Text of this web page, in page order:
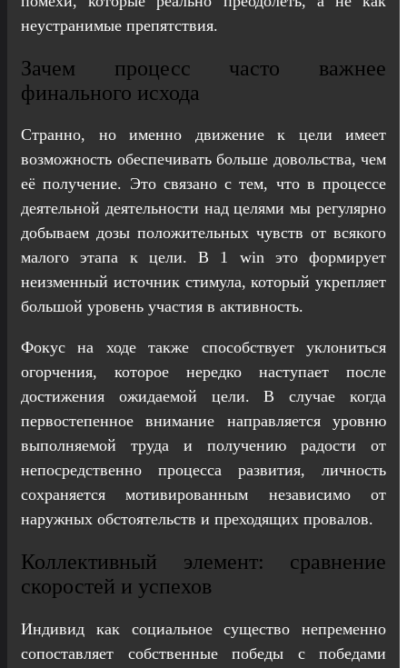
неустранимые препятствия.
Зачем процесс часто важнее
финального исхода
Странно, но именно движение к цели имеет
возможность обеспечивать больше довольства, чем
её получение. Это связано с тем, что в процессе
деятельной деятельности над целями мы регулярно
добываем дозы положительных чувств от всякого
малого этапа к цели. В 1 win это формирует
неизменный источник стимула, который укрепляет
большой уровень участия в активность.
Фокус на ходе также способствует уклониться
огорчения, которое нередко наступает после
достижения ожидаемой цели. В случае когда
первостепенное внимание направляется уровню
выполняемой труда и получению радости от
непосредственно процесса развития, личность
сохраняется мотивированным независимо от
наружных обстоятельств и преходящих провалов.
Коллективный элемент: сравнение
скоростей и успехов
Индивид как социальное существо непременно
сопоставляет собственные победы с победами